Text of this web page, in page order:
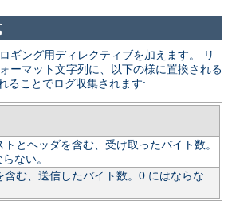
ギング用ディレクティブを加えます。 リ
ーマット文字列に、以下の様に置換される
ることでログ収集されます:
トとヘッダを含む、受け取ったバイト数。
ない。
含む、送信したバイト数。0 にはならな